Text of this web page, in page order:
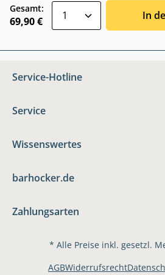
Gesamt:
69,90 € In
Service-Hotline
Service
Wissenswertes
barhocker.de
Zahlungsarten
* Alle Preise inkl. gesetzl.
AGBWiderrufsrecht